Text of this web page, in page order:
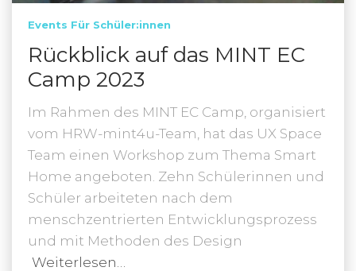
Events Für Schüler:innen
Rückblick auf das MINT EC
Camp 2023
Im Rahmen des MINT EC Camp, organisiert
vom HRW-mint4u-Team, hat das UX Space
Team einen Workshop zum Thema Smart
Home angeboten. Zehn Schülerinnen und
Schüler arbeiteten nach dem
menschzentrierten Entwicklungsprozess
und mit Methoden des Design
Weiterlesen…